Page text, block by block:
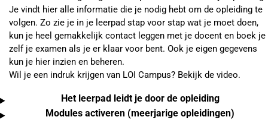
Je vindt hier alle informatie die je nodig hebt om de opleiding te
volgen. Zo zie je in je leerpad stap voor stap wat je moet doen,
kun je heel gemakkelijk contact leggen met je docent en boek je
zelf je examen als je er klaar voor bent. Ook je eigen gegevens
kun je hier inzien en beheren.
Wil je een indruk krijgen van LOI Campus? Bekijk de video.
Het leerpad leidt je door de opleiding
Modules activeren (meerjarige opleidingen)